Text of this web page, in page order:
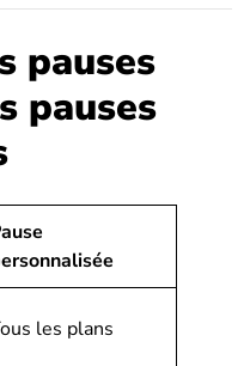
pauses
pauses
les plans